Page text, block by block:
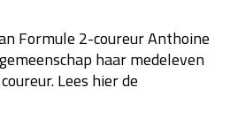
za 19:00 - 20:00
zo 18:00 - 20:00
Formule 2-coureur Anthoine
haar medeleven
Lees hier de